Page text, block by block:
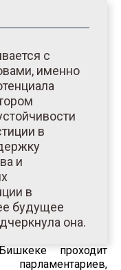
с
именно
в
и
в
будущее
она.
проходит